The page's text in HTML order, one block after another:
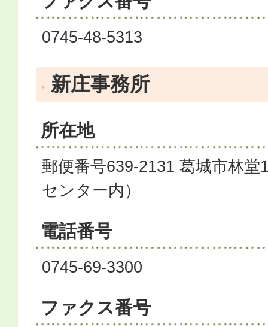
0745-48-5313
新庄事務所
所在地
郵便番号639-2131 葛城市林
センター内）
電話番号
0745-69-3300
ファクス番号